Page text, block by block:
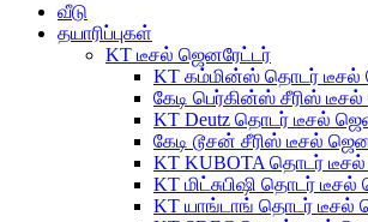
வீடு
தயாரிப்புகள்
KT டீசல் ஜெனரேட்டர்
KT கம்மின்ஸ் தொடர் டீசல்
கேடி பெர்கின்ஸ் சீரிஸ்
KT Deutz தொடர் டீசல்
கேடி டூசன் சீரிஸ் டீசல்
KT KUBOTA தொடர்
KT மிட்சுபிஷி தொடர்
KT யாங்டாங் தொடர் டீசல்